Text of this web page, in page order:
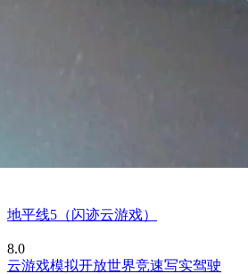
地平线5（闪迹云游戏）
8.0
云游戏模拟开放世界竞速写实驾驶